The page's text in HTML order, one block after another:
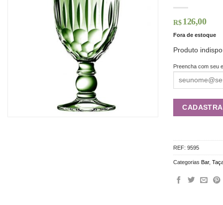
R$ 126,00
Fora de estoque
Produto
Preencha com seu
REF:9595
CategoriasBar,